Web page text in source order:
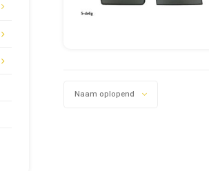
Naam oplopend